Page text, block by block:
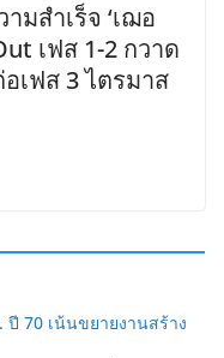
มสำเร็จ ‘เฌอ
เฟส 1-2 กวาด
เฟส 3 ไตรมาส
ปี 70 เน้นขยายงานสร้าง